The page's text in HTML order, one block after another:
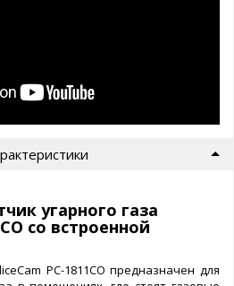
угарного газа
со встроенной
PC-1811CO предназначен для